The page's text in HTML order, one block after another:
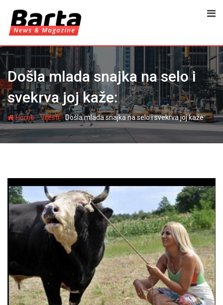
content
Došla mlada snajka na selo i
svekrva joj kaže:
Home-Vijesti-Došla mlada snajka na selo i svekrva joj kaže: